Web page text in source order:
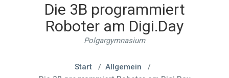
Die 3B programmiert
Roboter am Digi.Day
Polgargymnasium
Start/ Allgemein /